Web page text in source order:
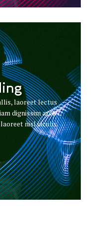
laoreet lectus
dignissim arcu
nisl iaculis.